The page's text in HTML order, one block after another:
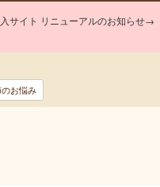
サイト リニューアルのお知らせ→
お悩み